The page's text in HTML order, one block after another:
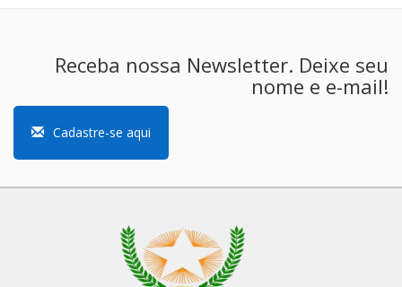
Receba nossa Newsletter. Deixe seu
nome e e-mail!
Cadastre-se aqui